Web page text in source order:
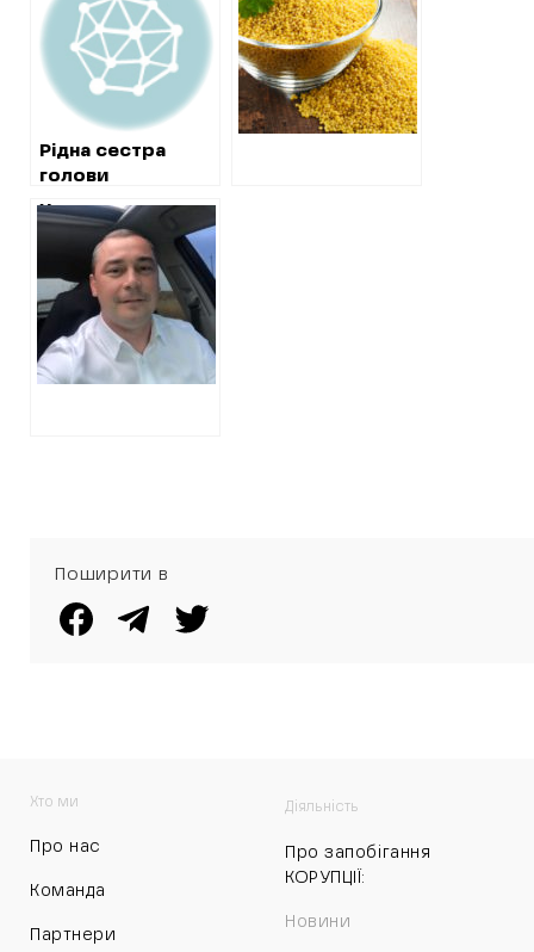
Рідна сестра
голови
Нововодолазької
ОТГ придбала
кафе, хоча коштів
на це не мала
крупи купують за
завищеними
цінами
Хто допомагає
російським
окупантам на
Харківщині.
Частина 2:
гауляйтери
Липців
Поширити в
Хто ми
Про нас
Команда
Партнери
Діяльність
Про запобігання
КОРУПЦІЇ:
Новини